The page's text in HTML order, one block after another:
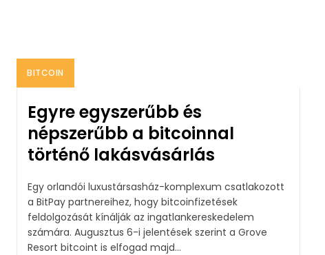
BITCOIN
Egyre egyszerűbb és
népszerűbb a bitcoinnal
történő lakásvásárlás
Egy orlandói luxustársasház-komplexum csatlakozott
a BitPay partnereihez, hogy bitcoinfizetések
feldolgozását kínálják az ingatlankereskedelem
számára. Augusztus 6-i jelentések szerint a Grove
Resort bitcoint is elfogad majd...